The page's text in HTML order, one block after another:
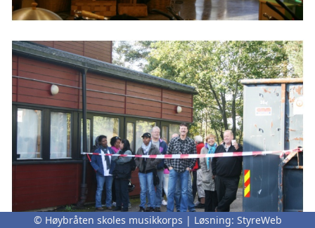
© Høybråten skoles musikkorps | Løsning: StyreWeb